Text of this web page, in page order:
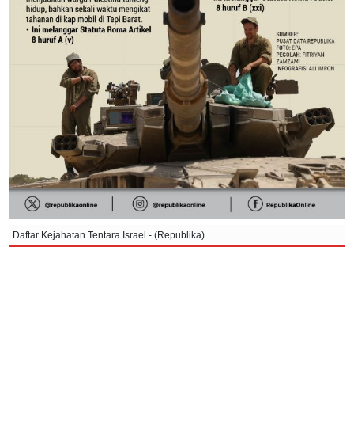
Daftar Kejahatan Tentara Israel - (Republika)